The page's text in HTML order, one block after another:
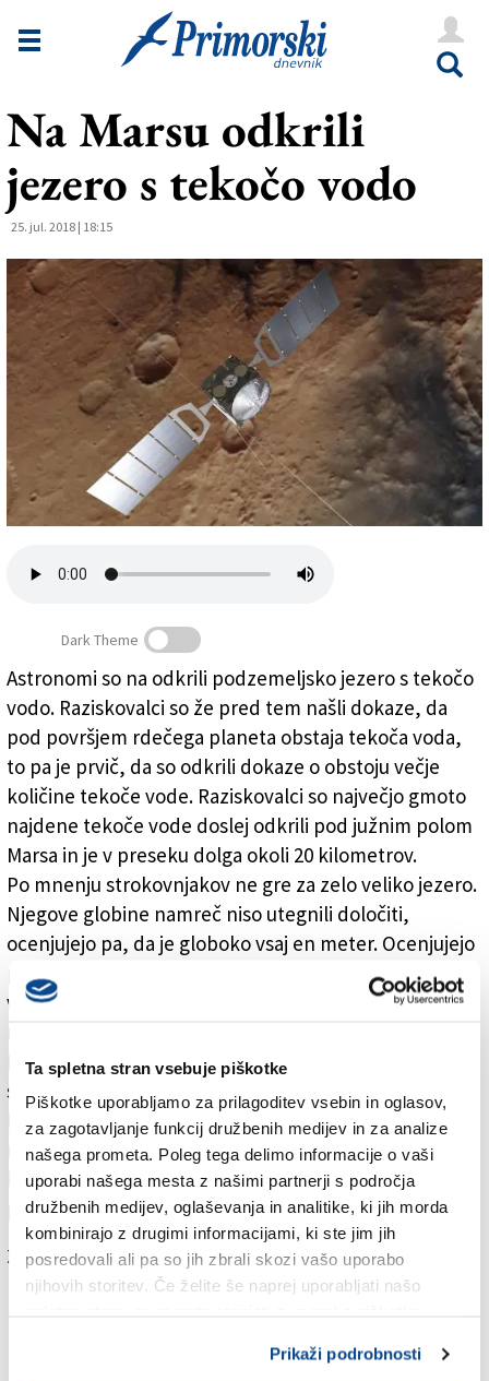
Ta spletna stran vsebuje piškotke
Piškotke uporabljamo za prilagoditev vsebin in oglasov,
za zagotavljanje funkcij družbenih medijev in za analize
našega prometa. Poleg tega delimo informacije o vaši
uporabi našega mesta z našimi partnerji s področja
družbenih medijev, oglaševanja in analitike, ki jih morda
kombinirajo z drugimi informacijami, ki ste jim jih
posredovali ali pa so jih zbrali skozi vašo uporabo
njihovih storitev. Če želite še naprej uporabljati našo
Prikaži podrobnosti
Novice
Goriška
Kultura
Šport
Še
Vreme
V Kioskih
Uredništvo
Oglasi
Založnik
Na Marsu odkrili
jezero s tekočo vodo
25. jul. 2018 | 18:15
Na Marsu odkrili jezero s tekočo vodo
Dark Theme
Astronomi so na odkrili podzemeljsko jezero s tekočo
vodo. Raziskovalci so že pred tem našli dokaze, da
pod površjem rdečega planeta obstaja tekoča voda,
to pa je prvič, da so odkrili dokaze o obstoju večje
količine tekoče vode. Raziskovalci so največjo gmoto
najdene tekoče vode doslej odkrili pod južnim polom
Marsa in je v preseku dolga okoli 20 kilometrov.
Po mnenju strokovnjakov ne gre za zelo veliko jezero.
Njegove globine namreč niso utegnili določiti,
ocenjujejo pa, da je globoko vsaj en meter. Ocenjujejo
pa, da gre za neverjeten rezultat, ki kaže, da tekoča
voda na Marsu ni le začasen pojav, temveč stalnica, ki
Kot kaže, pa voda v jezeru ni pitna. Jezero je namreč
skrito približno 1,5 kilometra pod ledeno površino v
krutem okolju ter je polno marsovskih soli in
mineralov. Njegova temperatura je najverjetneje pod
lediščem, toda je voda v tekočem stanju zaradi
prisotnosti magnezija, kalcija in natrija.
Za branje in pisanje komentarjevje potrebna prijava